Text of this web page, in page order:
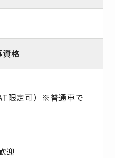
資格
限定可）※普通車で
迎